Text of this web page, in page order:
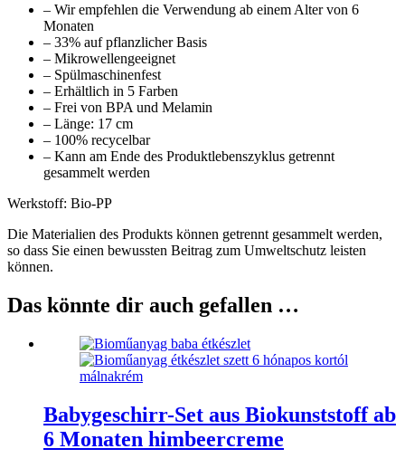
– Wir empfehlen die Verwendung ab einem Alter von 6
Monaten
– 33% auf pflanzlicher Basis
– Mikrowellengeeignet
– Spülmaschinenfest
– Erhältlich in 5 Farben
– Frei von BPA und Melamin
– Länge: 17 cm
– 100% recycelbar
– Kann am Ende des Produktlebenszyklus getrennt
gesammelt werden
Werkstoff: Bio-PP
Die Materialien des Produkts können getrennt gesammelt werden,
so dass Sie einen bewussten Beitrag zum Umweltschutz leisten
können.
Das könnte dir auch gefallen …
Babygeschirr-Set aus Biokunststoff ab
6 Monaten himbeercreme